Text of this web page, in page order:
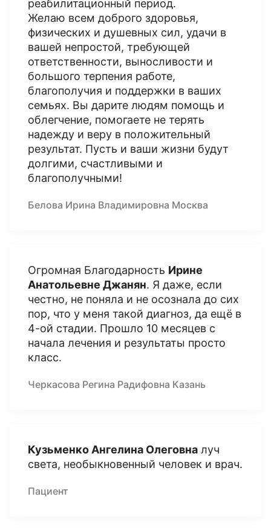
реабилитационный период.
Желаю всем доброго здоровья,
физических и душевных сил, удачи в
вашей непростой, требующей
ответственности, выносливости и
большого терпения работе,
благополучия и поддержки в ваших
семьях. Вы дарите людям помощь и
облегчение, помогаете не терять
надежду и веру в положительный
результат. Пусть и ваши жизни будут
долгими, счастливыми и
благополучными!
Белова Ирина Владимировна Москва
Огромная Благодарность Ирине
Анатольевне Джанян. Я даже, если
честно, не поняла и не осознала до сих
пор, что у меня такой диагноз, да ещё в
4-ой стадии. Прошло 10 месяцев с
начала лечения и результаты просто
класс.
Черкасова Регина Радифовна Казань
Кузьменко Ангелина Олеговна луч
света, необыкновенный человек и врач.
Пациент